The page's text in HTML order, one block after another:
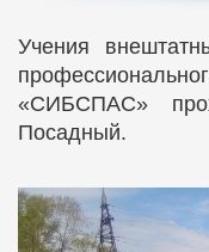
Учения
«СИБСПАС»
Посадный.